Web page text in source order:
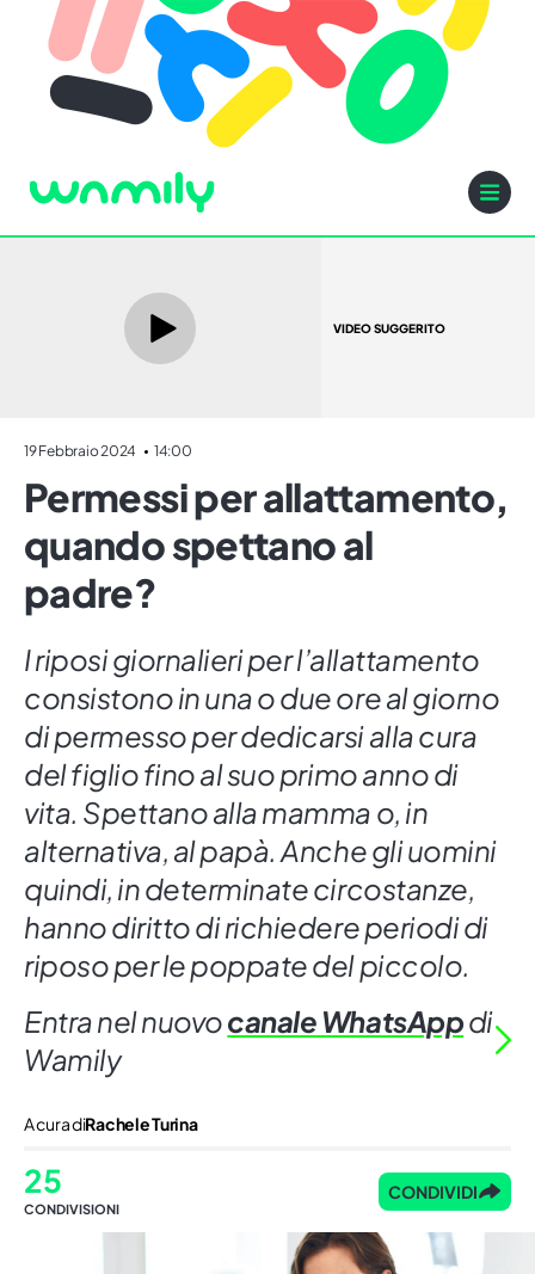
VIDEO SUGGERITO
19 Febbraio 2024 14:00
Permessi per allattamento,
quando spettano al
padre?
I riposi giornalieri per l’allattamento
consistono in una o due ore al giorno
di permesso per dedicarsi alla cura
del figlio fino al suo primo anno di
vita. Spettano alla mamma o, in
alternativa, al papà. Anche gli uomini
quindi, in determinate circostanze,
hanno diritto di richiedere periodi di
riposo per le poppate del piccolo.
Entra nel nuovocanale WhatsAppdi
Wamily
A cura diRachele Turina
25
CONDIVISIONI
CONDIVIDI